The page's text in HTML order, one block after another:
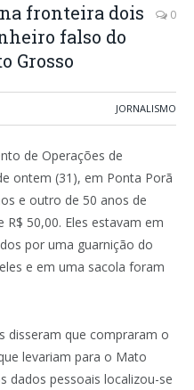
fronteira dois
falso do
Grosso
0
JORNALISMO
de Operações de
ontem (31), em Ponta Porã
e outro de 50 anos de
50,00. Eles estavam em
por uma guarnição do
e em uma sacola foram
disseram que compraram o
levariam para o Mato
dados pessoais localizou-se